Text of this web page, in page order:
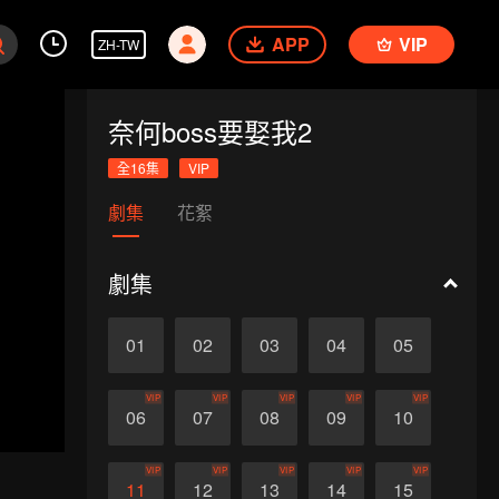
ZH-TW APP VIP
奈何boss要娶我2
全16集 VIP
劇集 花絮
劇集
01 02 03 04 05
06
VIP
07
VIP
08
VIP
09
VIP
10
VIP
11
VIP
12
VIP
13
VIP
14
VIP
15
VIP